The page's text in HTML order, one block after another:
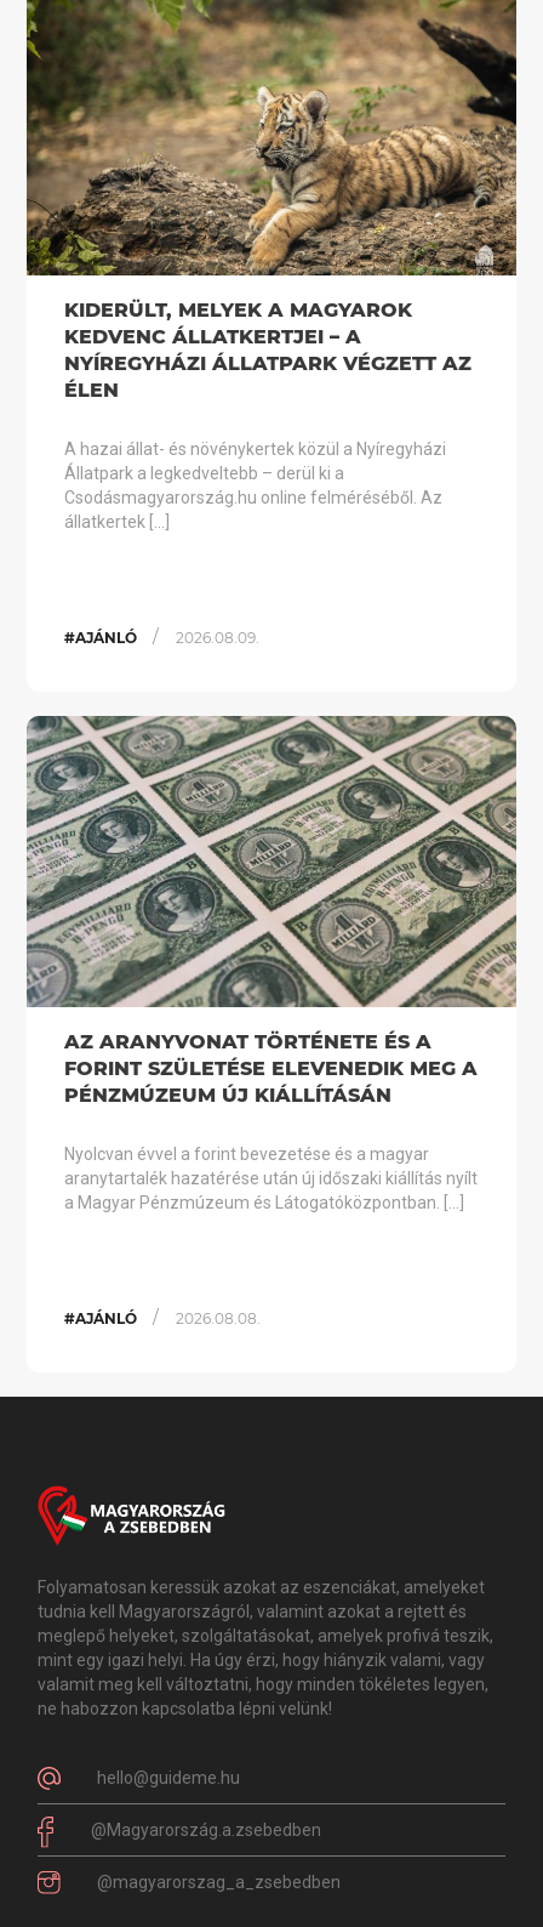
KIDERÜLT, MELYEK A MAGYAROK
KEDVENC ÁLLATKERTJEI – A
NYÍREGYHÁZI ÁLLATPARK VÉGZETT AZ
ÉLEN
A hazai állat- és növénykertek közül a Nyíregyházi
Állatpark a legkedveltebb – derül ki a
Csodásmagyarország.hu online felméréséből. Az
állatkertek […]
#AJÁNLÓ / 2026.08.09.
AZ ARANYVONAT TÖRTÉNETE ÉS A
FORINT SZÜLETÉSE ELEVENEDIK MEG A
PÉNZMÚZEUM ÚJ KIÁLLÍTÁSÁN
Nyolcvan évvel a forint bevezetése és a magyar
aranytartalék hazatérése után új időszaki kiállítás nyílt
a Magyar Pénzmúzeum és Látogatóközpontban. […]
#AJÁNLÓ / 2026.08.08.
Folyamatosan keressük azokat az eszenciákat, amelyeket
tudnia kell Magyarországról, valamint azokat a rejtett és
meglepő helyeket, szolgáltatásokat, amelyek profivá teszik,
mint egy igazi helyi. Ha úgy érzi, hogy hiányzik valami, vagy
valamit meg kell változtatni, hogy minden tökéletes legyen,
ne habozzon kapcsolatba lépni velünk!
hello@guideme.hu
@Magyarország.a.zsebedben
@magyarorszag_a_zsebedben